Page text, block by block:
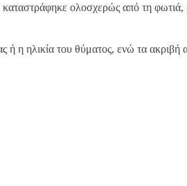
ολοσχερώς από τη φωτιά,
ή η ηλικία του θύματος, ενώ τα ακριβή